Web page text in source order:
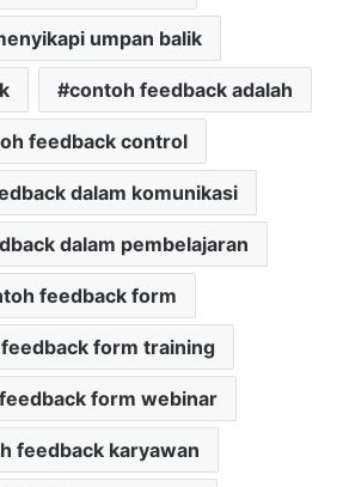
umpan balik
contoh feedback adalah
feedback control
dalam komunikasi
dalam pembelajaran
feedback form
form training
form webinar
feedback karyawan